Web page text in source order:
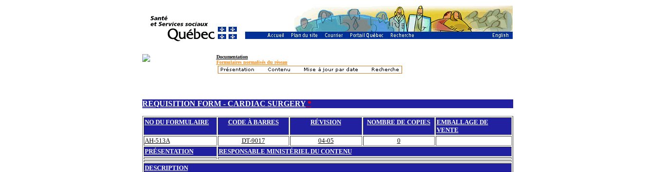
Documentation
Formulaires normalisés du réseau
REQUISITION FORM - CARDIAC SURGERY *
NO DU FORMULAIRE CODE À BARRES RÉVISION NOMBRE DE COPIES
EMBALLAGE DE
VENTE
AH-513A
DT-9017 04-05
0
PRÉSENTATION
RESPONSABLE MINISTÉRIEL DU CONTENU
DESCRIPTION